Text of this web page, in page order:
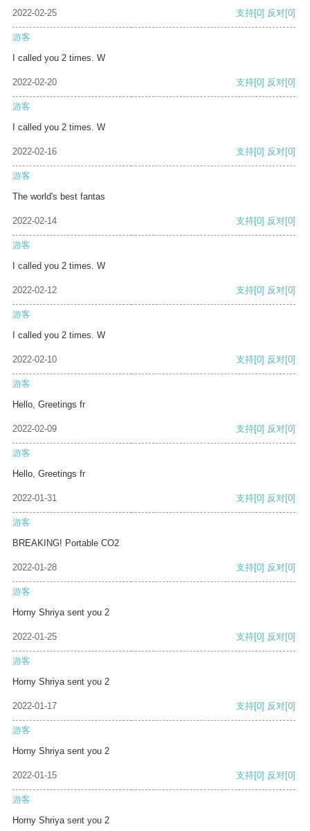
2022-02-25 支持[0] 反对[0]
游客
I called you 2 times. W
2022-02-20 支持[0] 反对[0]
游客
I called you 2 times. W
2022-02-16 支持[0] 反对[0]
游客
The world's best fantas
2022-02-14 支持[0] 反对[0]
游客
I called you 2 times. W
2022-02-12 支持[0] 反对[0]
游客
I called you 2 times. W
2022-02-10 支持[0] 反对[0]
游客
Hello, Greetings fr
2022-02-09 支持[0] 反对[0]
游客
Hello, Greetings fr
2022-01-31 支持[0] 反对[0]
游客
BREAKING! Portable CO2
2022-01-28 支持[0] 反对[0]
游客
Horny Shriya sent you 2
2022-01-25 支持[0] 反对[0]
游客
Horny Shriya sent you 2
2022-01-17 支持[0] 反对[0]
游客
Horny Shriya sent you 2
2022-01-15 支持[0] 反对[0]
游客
Horny Shriya sent you 2